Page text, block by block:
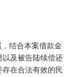
结合本案借款金
及被告陆续偿还
在合法有效的民